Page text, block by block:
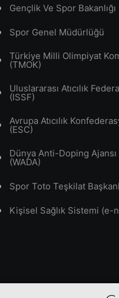
Gençlik Ve Spor Bakanlığı
Spor Genel Müdürlüğü
Türkiye Milli Olimpiyat
(TMOK)
Uluslararası Atıcılık
(ISSF)
Avrupa Atıcılık
(ESC)
Dünya Anti-Doping Ajansı
(WADA)
Spor Toto Teşkilat
Kişisel Sağlık Sistemi (e-